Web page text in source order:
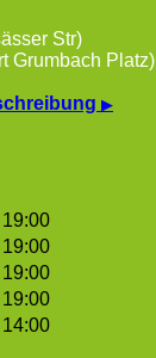
Str)
Grumbach Platz)
▶